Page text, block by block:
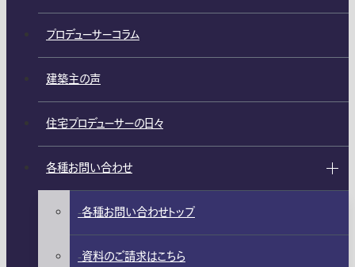
プロデューサーコラム
建築主の声
住宅プロデューサーの日々
各種お問い合わせ
各種お問い合わせトップ
資料のご請求はこちら